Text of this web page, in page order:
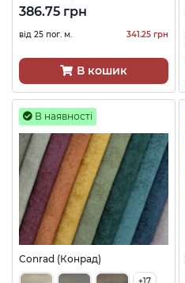
386.75 грн
від 25 пог. м. 341.25 грн
В кошик
В наявності
Conrad (Конрад)